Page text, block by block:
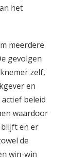
het
meerdere
gevolgen
zelf,
en
beleid
waardoor
en er
de
win-win